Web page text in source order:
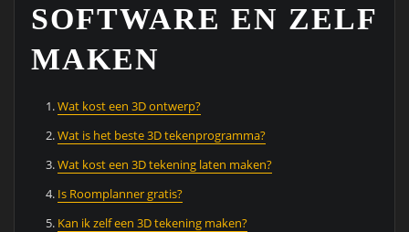
SOFTWARE EN ZELF
MAKEN
Wat kost een 3D ontwerp?
Wat is het beste 3D tekenprogramma?
Wat kost een 3D tekening laten maken?
Is Roomplanner gratis?
Kan ik zelf een 3D tekening maken?